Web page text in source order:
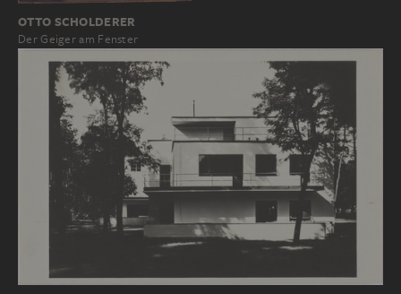
OTTO SCHOLDERER
Der Geiger am Fenster